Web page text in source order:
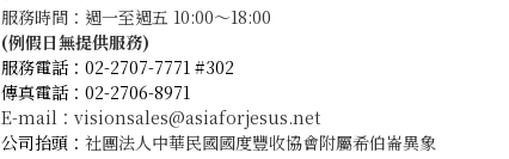
服務時間：週一至週五 10:00～18:00
(例假日無提供服務)
服務電話：02-2707-7771 #302
傳真電話：02-2706-8971
E-mail：visionsales@asiaforjesus.net
公司抬頭： 社團法人中華民國國度豐收協會附屬希伯崙異象